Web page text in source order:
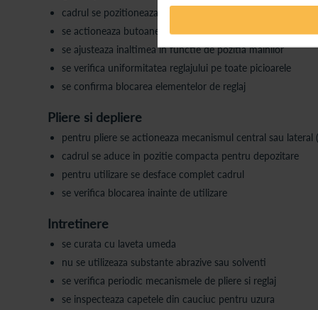
cadrul se pozitioneaza pe o suprafata plana
se actioneaza butoanele de reglaj de pe picioare
se ajusteaza inaltimea in functie de pozitia mainilor
se verifica uniformitatea reglajului pe toate picioarele
se confirma blocarea elementelor de reglaj
Pliere si depliere
pentru pliere se actioneaza mecanismul central sau
cadrul se aduce in pozitie compacta pentru depozitare
pentru utilizare se desface complet cadrul
se verifica blocarea inainte de utilizare
Intretinere
se curata cu laveta umeda
nu se utilizeaza substante abrazive sau solventi
se verifica periodic mecanismele de pliere si reglaj
se inspecteaza capetele din cauciuc pentru uzura